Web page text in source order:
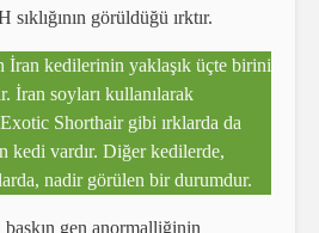
görüldüğü ırktır.
İran kedilerinin yaklaşık üçte birini
İran soyları kullanılarak
Shorthair gibi ırklarda da
kedi vardır. Diğer kedilerde,
nadir görülen bir durumdur.
gen anormalliğinin